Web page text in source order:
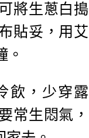
將生蔥白搗
貼妥，用艾
。
飲，少穿露
常生悶氣，